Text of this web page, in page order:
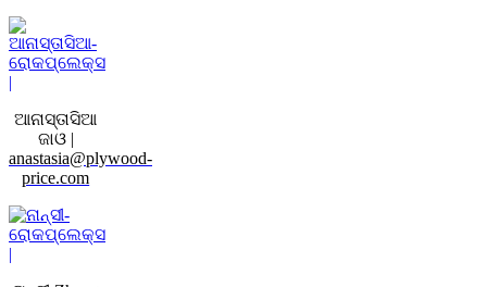
ଆନାସ୍ତାସିଆ
ଜାଓ |
anastasia@plywood-
price.com